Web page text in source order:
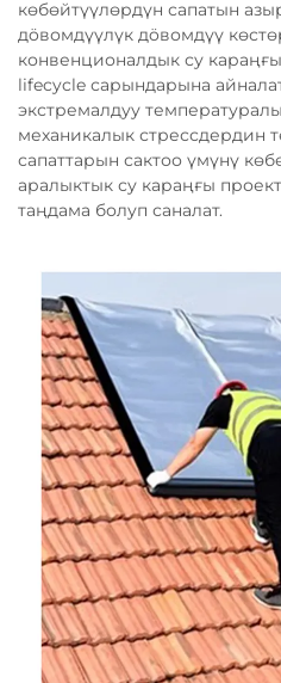
көбөйтүүлөрдүн сапатын
дöвомдүүлүк дöвомдүү
конвенционалдык су
lifecycle сарындарына
экстремалдуу
механикалык стрессдердин
сапаттарын сактоо үмүнү
аралыктык су караңғы
таңдама болуп саналат.